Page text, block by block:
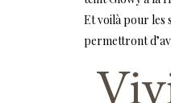
Et voilà pour les
permettront